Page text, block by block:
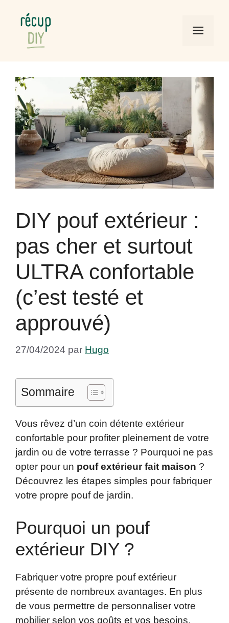
contenu
DIY pouf extérieur :
pas cher et surtout
ULTRA confortable
(c’est testé et
approuvé)
27/04/2024 par Hugo
Sommaire
Vous rêvez d’un coin détente extérieur
confortable pour profiter pleinement de votre
jardin ou de votre terrasse ? Pourquoi ne pas
opter pour un pouf extérieur fait maison ?
Découvrez les étapes simples pour fabriquer
votre propre pouf de jardin.
Pourquoi un pouf
extérieur DIY ?
Fabriquer votre propre pouf extérieur
présente de nombreux avantages. En plus
de vous permettre de personnaliser votre
mobilier selon vos goûts et vos besoins,